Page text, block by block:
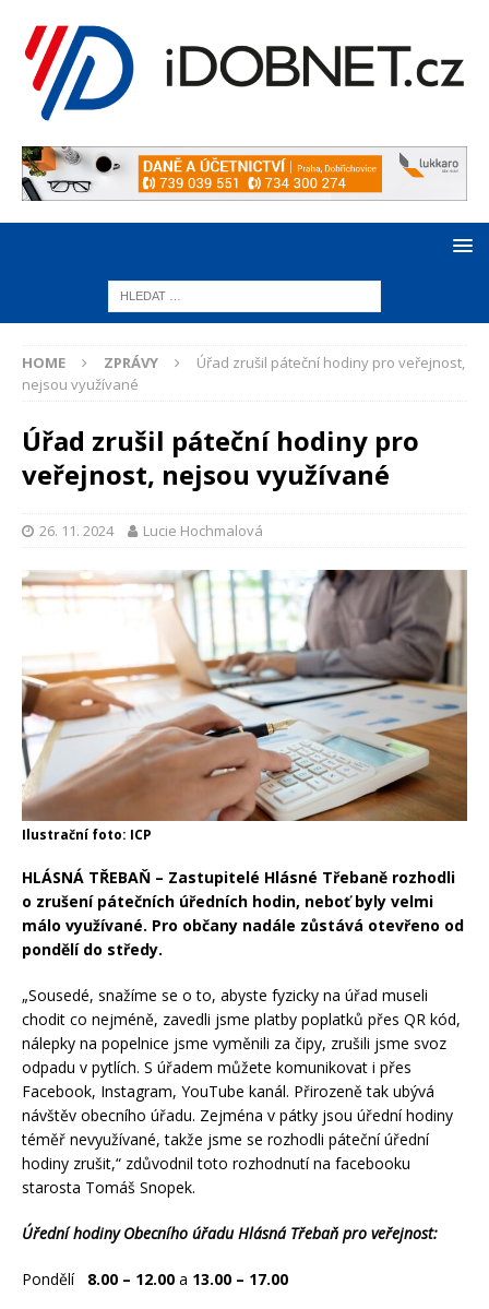
HOME ZPRÁVY
Úřad zrušil páteční hodiny pro veřejnost,
nejsou využívané
Úřad zrušil páteční hodiny pro
veřejnost, nejsou využívané
26. 11. 2024 Lucie Hochmalová
Ilustrační foto: ICP
HLÁSNÁ TŘEBAŇ – Zastupitelé Hlásné Třebaně rozhodli
o zrušení pátečních úředních hodin, neboť byly velmi
málo využívané. Pro občany nadále zůstává otevřeno od
pondělí do středy.
„Sousedé, snažíme se o to, abyste fyzicky na úřad museli
chodit co nejméně, zavedli jsme platby poplatků přes QR kód,
nálepky na popelnice jsme vyměnili za čipy, zrušili jsme svoz
odpadu v pytlích. S úřadem můžete komunikovat i přes
Facebook, Instagram, YouTube kanál. Přirozeně tak ubývá
návštěv obecního úřadu. Zejména v pátky jsou úřední hodiny
téměř nevyužívané, takže jsme se rozhodli páteční úřední
hodiny zrušit,“ zdůvodnil toto rozhodnutí na facebooku
starosta Tomáš Snopek.
Úřední hodiny Obecního úřadu Hlásná Třebaň pro veřejnost:
Pondělí 8.00 – 12.00 a 13.00 – 17.00